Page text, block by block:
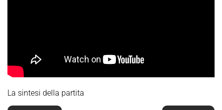
La sintesi della partita